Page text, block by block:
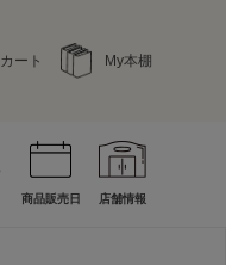
カート My本棚
商品販売日 店舗情報